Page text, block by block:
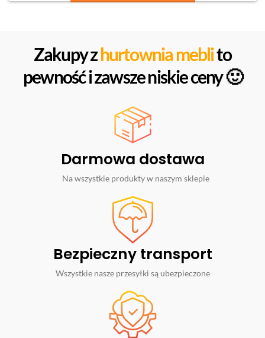
Zakupy zhurtownia meblito
pewność i zawsze niskie ceny 🙂
Darmowa dostawa
Na wszystkie produkty w naszym sklepie
Bezpieczny transport
Wszystkie nasze przesyłki są ubezpieczone